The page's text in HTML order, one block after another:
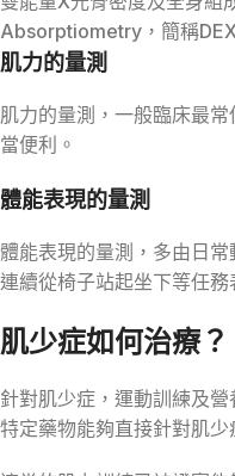
Absorptiometry，簡稱
肌力的量測
肌力的量測，一般臨床最
當便利。
體能表現的量測
體能表現的量測，多由日
連續從椅子站起坐下等任務
肌少症如何治療？
針對肌少症，運動訓練及
特定藥物能夠直接針對肌少